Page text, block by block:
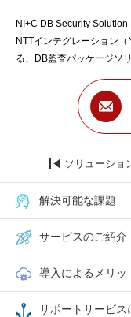
NI+C DB Security Solution
NTTインテグレーション
る、DB監査パッケージソ
ソリューショ
解決可能な課題
サービスのご紹介
導入によるメリッ
サポートサービス